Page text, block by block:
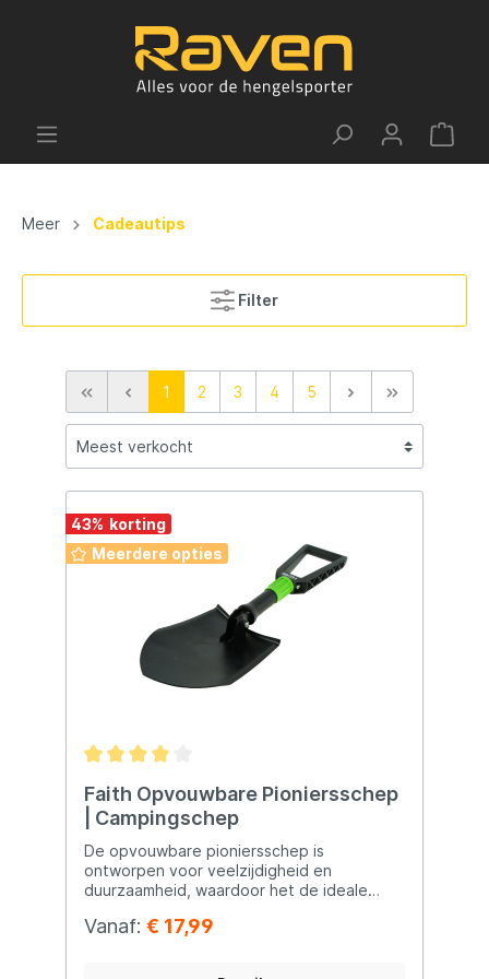
Meer Cadeautips
Filter
1 2 3 4 5
43%
Meerdere opties
Faith Opvouwbare Pioniersschep
| Campingschep
De opvouwbare pioniersschep is
ontworpen voor veelzijdigheid en
duurzaamheid, waardoor het de ideale
avonturen. Deze schep wordt geleverd in
Vanaf: € 17,99